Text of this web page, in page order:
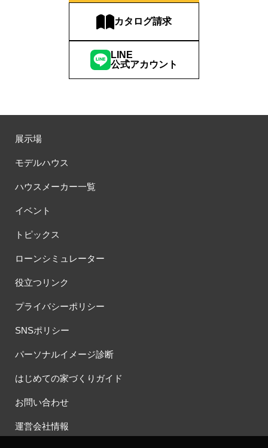
カタログ請求
LINE
公式アカウント
展示場
モデルハウス
ハウスメーカー一覧
イベント
トピックス
ローンシミュレーター
役立つリンク
プライバシーポリシー
SNSポリシー
パーソナルイメージ診断
はじめての家づくりガイド
お問い合わせ
運営会社情報